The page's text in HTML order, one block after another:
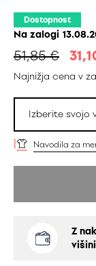
Dostopnost
Na zalogi
51,85 €
Najnižja cena v
Izberite svojo
Navodila za
Z